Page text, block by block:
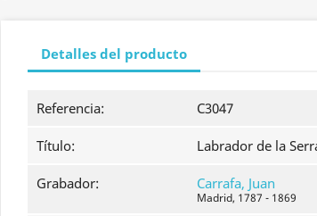
Detalles del producto
Referencia: C3047
Título: Labrador de la
Grabador: Carrafa, Juan
Madrid, 1787 - 1869